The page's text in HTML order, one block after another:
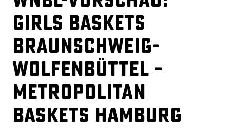
Girls Baskets
Braunschweig-
Wolfenbüttel –
Metropolitan
Baskets Hamburg